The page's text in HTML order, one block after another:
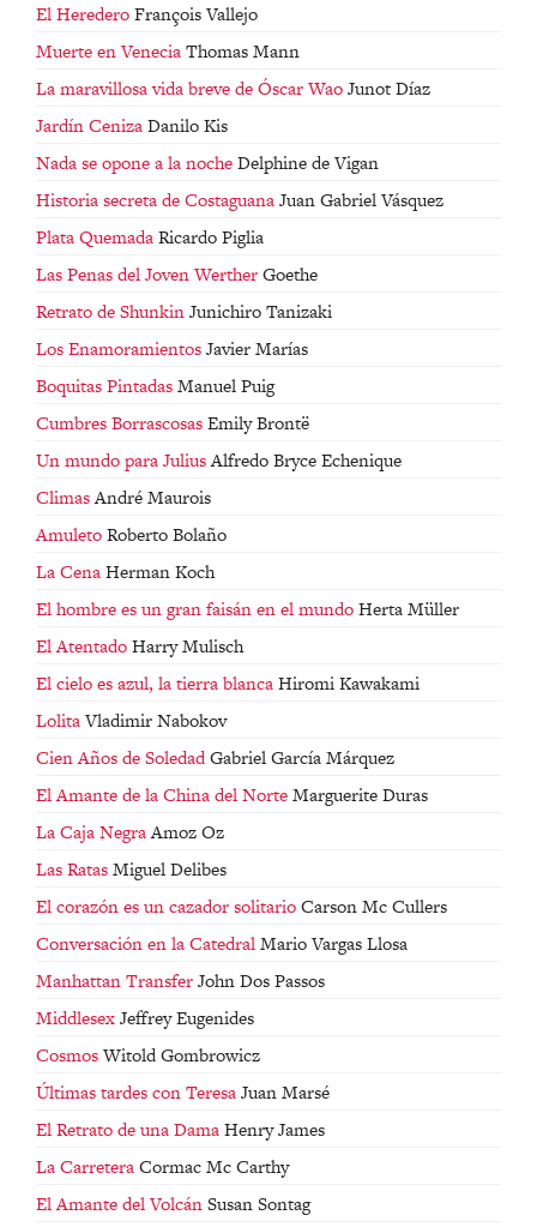
El HerederoFrançois Vallejo
Muerte en VeneciaThomas Mann
La maravillosa vida breve de Óscar WaoJunot Díaz
Jardín CenizaDanilo Kis
Nada se opone a la nocheDelphine de Vigan
Historia secreta de CostaguanaJuan Gabriel Vásquez
Plata QuemadaRicardo Piglia
Las Penas del Joven WertherGoethe
Retrato de ShunkinJunichiro Tanizaki
Los EnamoramientosJavier Marías
Boquitas PintadasManuel Puig
Cumbres BorrascosasEmily Brontë
Un mundo para JuliusAlfredo Bryce Echenique
ClimasAndré Maurois
AmuletoRoberto Bolaño
La CenaHerman Koch
El hombre es un gran faisán en el mundoHerta Müller
El AtentadoHarry Mulisch
El cielo es azul, la tierra blancaHiromi Kawakami
LolitaVladimir Nabokov
Cien Años de SoledadGabriel García Márquez
El Amante de la China del NorteMarguerite Duras
La Caja NegraAmoz Oz
Las RatasMiguel Delibes
El corazón es un cazador solitarioCarson Mc Cullers
Conversación en la CatedralMario Vargas Llosa
Manhattan TransferJohn Dos Passos
MiddlesexJeffrey Eugenides
CosmosWitold Gombrowicz
Últimas tardes con TeresaJuan Marsé
El Retrato de una DamaHenry James
La CarreteraCormac Mc Carthy
El Amante del VolcánSusan Sontag